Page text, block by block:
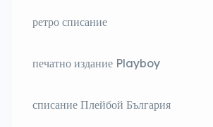
ретро списание
печатно издание Playboy
списание Плейбой България